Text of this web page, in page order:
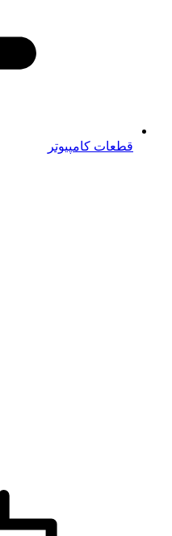
قطعات کامپیوتر